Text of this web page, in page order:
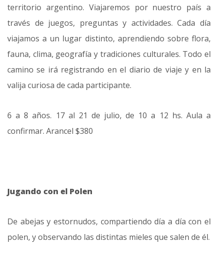
territorio argentino. Viajaremos por nuestro país a
través de juegos, preguntas y actividades. Cada día
viajamos a un lugar distinto, aprendiendo sobre flora,
fauna, clima, geografía y tradiciones culturales. Todo el
camino se irá registrando en el diario de viaje y en la
valija curiosa de cada participante.
6 a 8 años. 17 al 21 de julio, de 10 a 12 hs. Aula a
confirmar. Arancel $380
Jugando con el Polen
De abejas y estornudos, compartiendo día a día con el
polen, y observando las distintas mieles que salen de él.